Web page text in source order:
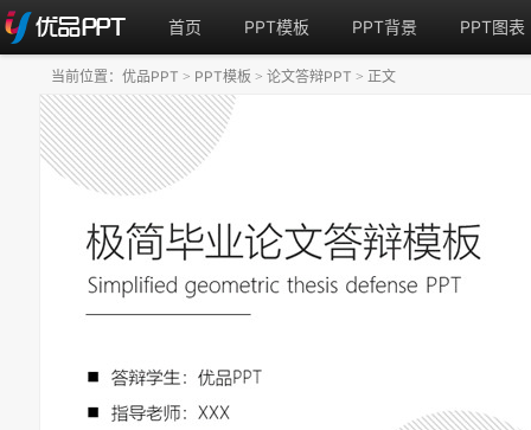
首页 PPT模板 PPT背景 PPT图表
当前位置： 优品PPT > PPT模板 > 论文答辩PPT > 正文